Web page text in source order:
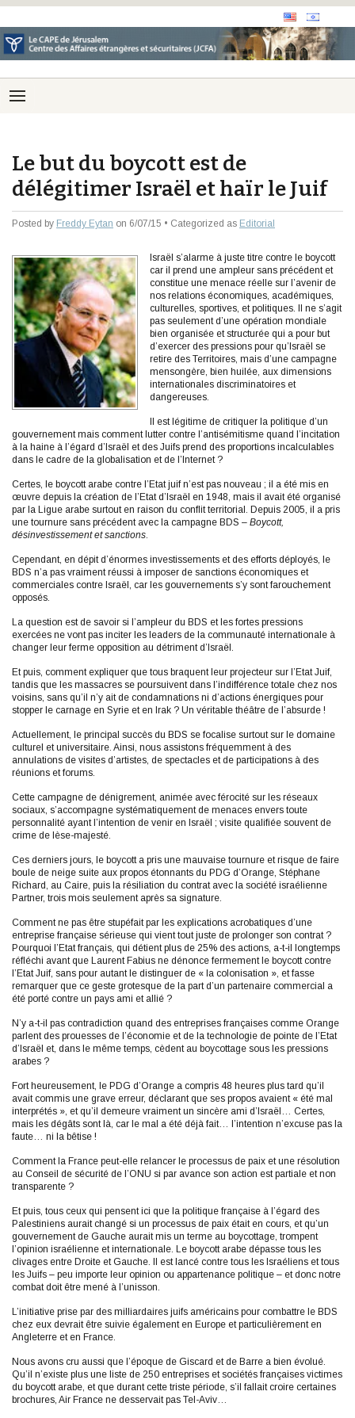
Le but du boycott est de
délégitimer Israël et haïr le Juif
Posted by Freddy Eytan on 6/07/15 • Categorized as Editorial
Israël s’alarme à juste titre contre le boycott
car il prend une ampleur sans précédent et
constitue une menace réelle sur l’avenir de
nos relations économiques, académiques,
culturelles, sportives, et politiques. Il ne s’agit
pas seulement d’une opération mondiale
bien organisée et structurée qui a pour but
d’exercer des pressions pour qu’Israël se
retire des Territoires, mais d’une campagne
mensongère, bien huilée, aux dimensions
internationales discriminatoires et
dangereuses.
Il est légitime de critiquer la politique d’un
gouvernement mais comment lutter contre l’antisémitisme quand l’incitation
à la haine à l’égard d’Israël et des Juifs prend des proportions incalculables
dans le cadre de la globalisation et de l’Internet ?
Certes, le boycott arabe contre l’Etat juif n’est pas nouveau ; il a été mis en
œuvre depuis la création de l’Etat d’Israël en 1948, mais il avait été organisé
par la Ligue arabe surtout en raison du conflit territorial. Depuis 2005, il a pris
une tournure sans précédent avec la campagne BDS – Boycott,
désinvestissement et sanctions.
Cependant, en dépit d’énormes investissements et des efforts déployés, le
BDS n’a pas vraiment réussi à imposer de sanctions économiques et
commerciales contre Israël, car les gouvernements s’y sont farouchement
opposés.
La question est de savoir si l’ampleur du BDS et les fortes pressions
exercées ne vont pas inciter les leaders de la communauté internationale à
changer leur ferme opposition au détriment d’Israël.
Et puis, comment expliquer que tous braquent leur projecteur sur l’Etat Juif,
tandis que les massacres se poursuivent dans l’indifférence totale chez nos
voisins, sans qu’il n’y ait de condamnations ni d’actions énergiques pour
stopper le carnage en Syrie et en Irak ? Un véritable théâtre de l’absurde !
Actuellement, le principal succès du BDS se focalise surtout sur le domaine
culturel et universitaire. Ainsi, nous assistons fréquemment à des
annulations de visites d’artistes, de spectacles et de participations à des
réunions et forums.
Cette campagne de dénigrement, animée avec férocité sur les réseaux
sociaux, s’accompagne systématiquement de menaces envers toute
personnalité ayant l’intention de venir en Israël ; visite qualifiée souvent de
crime de lèse-majesté.
Ces derniers jours, le boycott a pris une mauvaise tournure et risque de faire
boule de neige suite aux propos étonnants du PDG d’Orange, Stéphane
Richard, au Caire, puis la résiliation du contrat avec la société israélienne
Partner, trois mois seulement après sa signature.
Comment ne pas être stupéfait par les explications acrobatiques d’une
entreprise française sérieuse qui vient tout juste de prolonger son contrat ?
Pourquoi l’Etat français, qui détient plus de 25% des actions, a-t-il longtemps
réfléchi avant que Laurent Fabius ne dénonce fermement le boycott contre
l’Etat Juif, sans pour autant le distinguer de « la colonisation », et fasse
remarquer que ce geste grotesque de la part d’un partenaire commercial a
été porté contre un pays ami et allié ?
N’y a-t-il pas contradiction quand des entreprises françaises comme Orange
parlent des prouesses de l’économie et de la technologie de pointe de l’Etat
d’Israël et, dans le même temps, cèdent au boycottage sous les pressions
arabes ?
Fort heureusement, le PDG d’Orange a compris 48 heures plus tard qu’il
avait commis une grave erreur, déclarant que ses propos avaient « été mal
interprétés », et qu’il demeure vraiment un sincère ami d’Israël… Certes,
mais les dégâts sont là, car le mal a été déjà fait… l’intention n’excuse pas la
faute… ni la bêtise !
Comment la France peut-elle relancer le processus de paix et une résolution
au Conseil de sécurité de l’ONU si par avance son action est partiale et non
transparente ?
Et puis, tous ceux qui pensent ici que la politique française à l’égard des
Palestiniens aurait changé si un processus de paix était en cours, et qu’un
gouvernement de Gauche aurait mis un terme au boycottage, trompent
l’opinion israélienne et internationale. Le boycott arabe dépasse tous les
clivages entre Droite et Gauche. Il est lancé contre tous les Israéliens et tous
les Juifs – peu importe leur opinion ou appartenance politique – et donc notre
combat doit être mené à l’unisson.
L’initiative prise par des milliardaires juifs américains pour combattre le BDS
chez eux devrait être suivie également en Europe et particulièrement en
Angleterre et en France.
Nous avons cru aussi que l’époque de Giscard et de Barre a bien évolué.
Qu’il n’existe plus une liste de 250 entreprises et sociétés françaises victimes
du boycott arabe, et que durant cette triste période, s’il fallait croire certaines
brochures, Air France ne desservait pas Tel-Aviv…